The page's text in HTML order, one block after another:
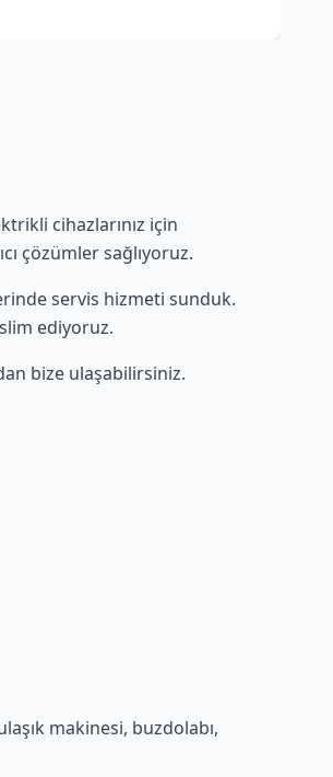
cihazlarınız için
çözümler sağlıyoruz.
servis hizmeti sunduk.
ediyoruz.
bize ulaşabilirsiniz.
makinesi, buzdolabı,